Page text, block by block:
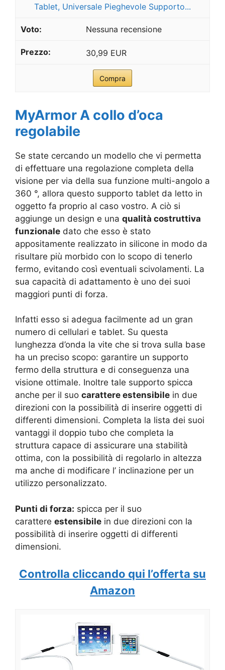
Tablet, Universale Pieghevole Supporto...
Nessuna recensione
30,99 EUR
Compra
MyArmor A collo d’oca
regolabile
Se state cercando un modello che vi permetta
di effettuare una regolazione completa della
visione per via della sua funzione multi-angolo a
360 °, allora questo supporto tablet da letto in
oggetto fa proprio al caso vostro. A ciò si
aggiunge un design e una qualità costruttiva
funzionale dato che esso è stato
appositamente realizzato in silicone in modo da
risultare più morbido con lo scopo di tenerlo
fermo, evitando così eventuali scivolamenti. La
sua capacità di adattamento è uno dei suoi
maggiori punti di forza.
Infatti esso si adegua facilmente ad un gran
numero di cellulari e tablet. Su questa
lunghezza d’onda la vite che si trova sulla base
ha un preciso scopo: garantire un supporto
fermo della struttura e di conseguenza una
visione ottimale. Inoltre tale supporto spicca
anche per il suo carattere estensibile in due
direzioni con la possibilità di inserire oggetti di
differenti dimensioni. Completa la lista dei suoi
vantaggi il doppio tubo che completa la
struttura capace di assicurare una stabilità
ottima, con la possibilità di regolarlo in altezza
ma anche di modificare l’ inclinazione per un
utilizzo personalizzato.
Punti di forza: spicca per il suo
carattere estensibile in due direzioni con la
possibilità di inserire oggetti di differenti
dimensioni.
Controlla cliccando qui l’offerta su
Amazon